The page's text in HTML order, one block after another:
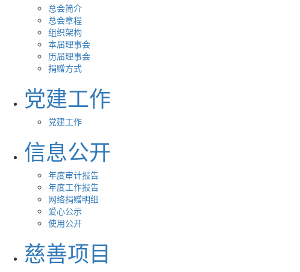
总会简介
总会章程
组织架构
本届理事会
历届理事会
捐赠方式
党建工作
党建工作
信息公开
年度审计报告
年度工作报告
网络捐赠明细
爱心公示
使用公开
慈善项目